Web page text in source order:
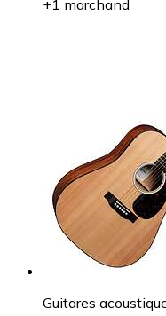
+1 marchand
Guitares